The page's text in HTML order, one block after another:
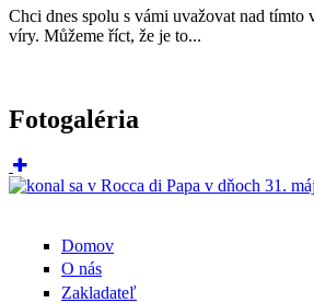
Chci dnes spolu s vámi uvažovat nad tímto
víry. Můžeme říct, že je to...
Fotogaléria
Domov
O nás
Zakladateľ